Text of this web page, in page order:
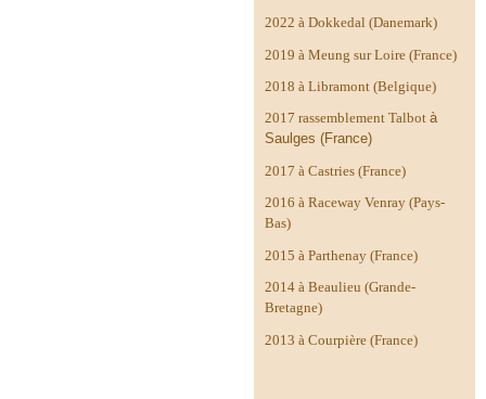
2022 à Dokkedal (Danemark)
2019 à Meung sur Loire (France)
2018 à Libramont (Belgique)
2017 rassemblement Talbot à
Saulges (France)
2017 à Castries (France)
2016 à Raceway Venray (Pays-
Bas)
2015 à Parthenay (France)
2014 à Beaulieu (Grande-
Bretagne)
2013 à Courpière (France)